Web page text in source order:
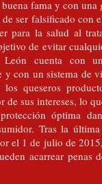
fama y con una
ser falsificado con
para la salud al
de evitar
cuenta con
y con un sistema de
queseros
de sus intereses, lo
óptima
Tras la
el 1 de julio de
acarrear penas